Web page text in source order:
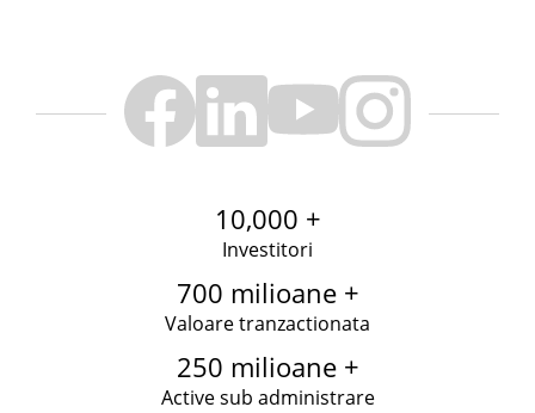
10,000 +
Investitori
700 milioane +
Valoare tranzactionata
250 milioane +
Active sub administrare